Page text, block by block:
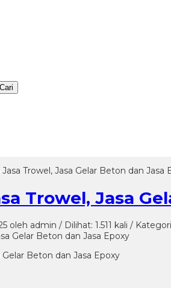
Cari
Trowel, Jasa Gelar Beton dan Jasa
Trowel, Jasa
oleh admin / Dilihat: 1.511 kali /
Beton dan Jasa Epoxy